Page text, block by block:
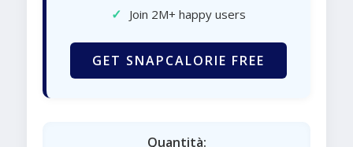
✓ Join 2M+ happy users
GET SNAPCALORIE FREE
Quantità: